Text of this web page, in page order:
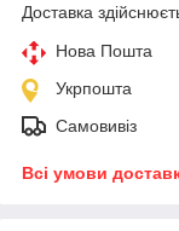
Доставка
Нова Пошта
Укрпошта
Самовивіз
Всі умови